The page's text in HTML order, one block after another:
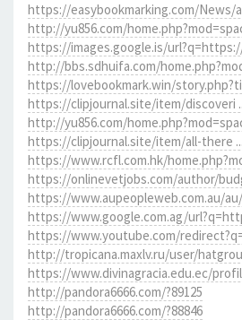
https://easybookmarking.com/News/
http://yu856.com/
https://images.google.is/
http://bbs.sdhuifa.com/
https://lovebookmark.win/
https://clipjournal.site/item/discoveri
http://yu856.com/
https://clipjournal.site/item/all-there
https://www.rcfl.com.hk/
https://onlinevetjobs.com/author/
https://www.aupeopleweb.com.au/au/
https://www.google.com.ag/
https://www.youtube.com/
http://tropicana.maxlv.ru/user/
https://www.divinagracia.edu.ec/
http://pandora6666.com/?89125
http://pandora6666.com/?88846